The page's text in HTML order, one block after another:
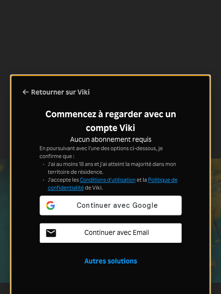
Retourner sur Viki
Commencez à regarder avec un
compte Viki
Aucun abonnement requis
En poursuivant avec l'une des options ci-dessous, je
confirme que :
J'ai au moins 18 ans et j'ai atteint la majorité dans mon
territoire de résidence.
J'accepte lesConditions d'utilisationet la Politique de
confidentialitéde Viki.
Continuer avec Email
Autres solutions